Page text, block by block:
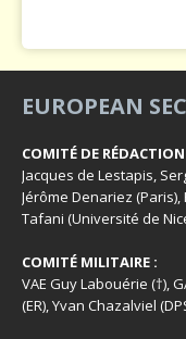
EUROPEAN
COMITÉ DE
Jacques de Lestapis,
Jérôme Denariez
Tafani (Université de
COMITÉ MILITAIRE :
VAE Guy Labouérie (†),
(ER), Yvan Chazalviel